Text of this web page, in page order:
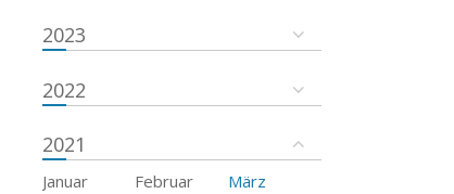
2023
2022
2021
Januar Februar
März